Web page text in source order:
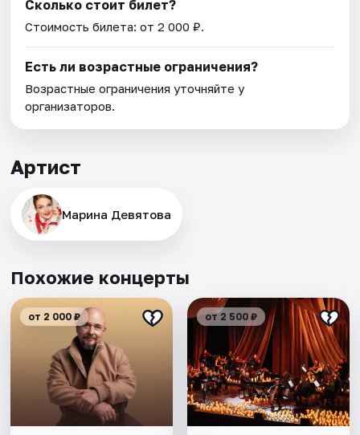
Сколько стоит билет?
Стоимость билета: от 2 000 ₽.
Есть ли возрастные ограничения?
Возрастные ограничения уточняйте у
организаторов.
Артист
Марина Девятова
Похожие концерты
от 2 000 ₽ от 2 500 ₽